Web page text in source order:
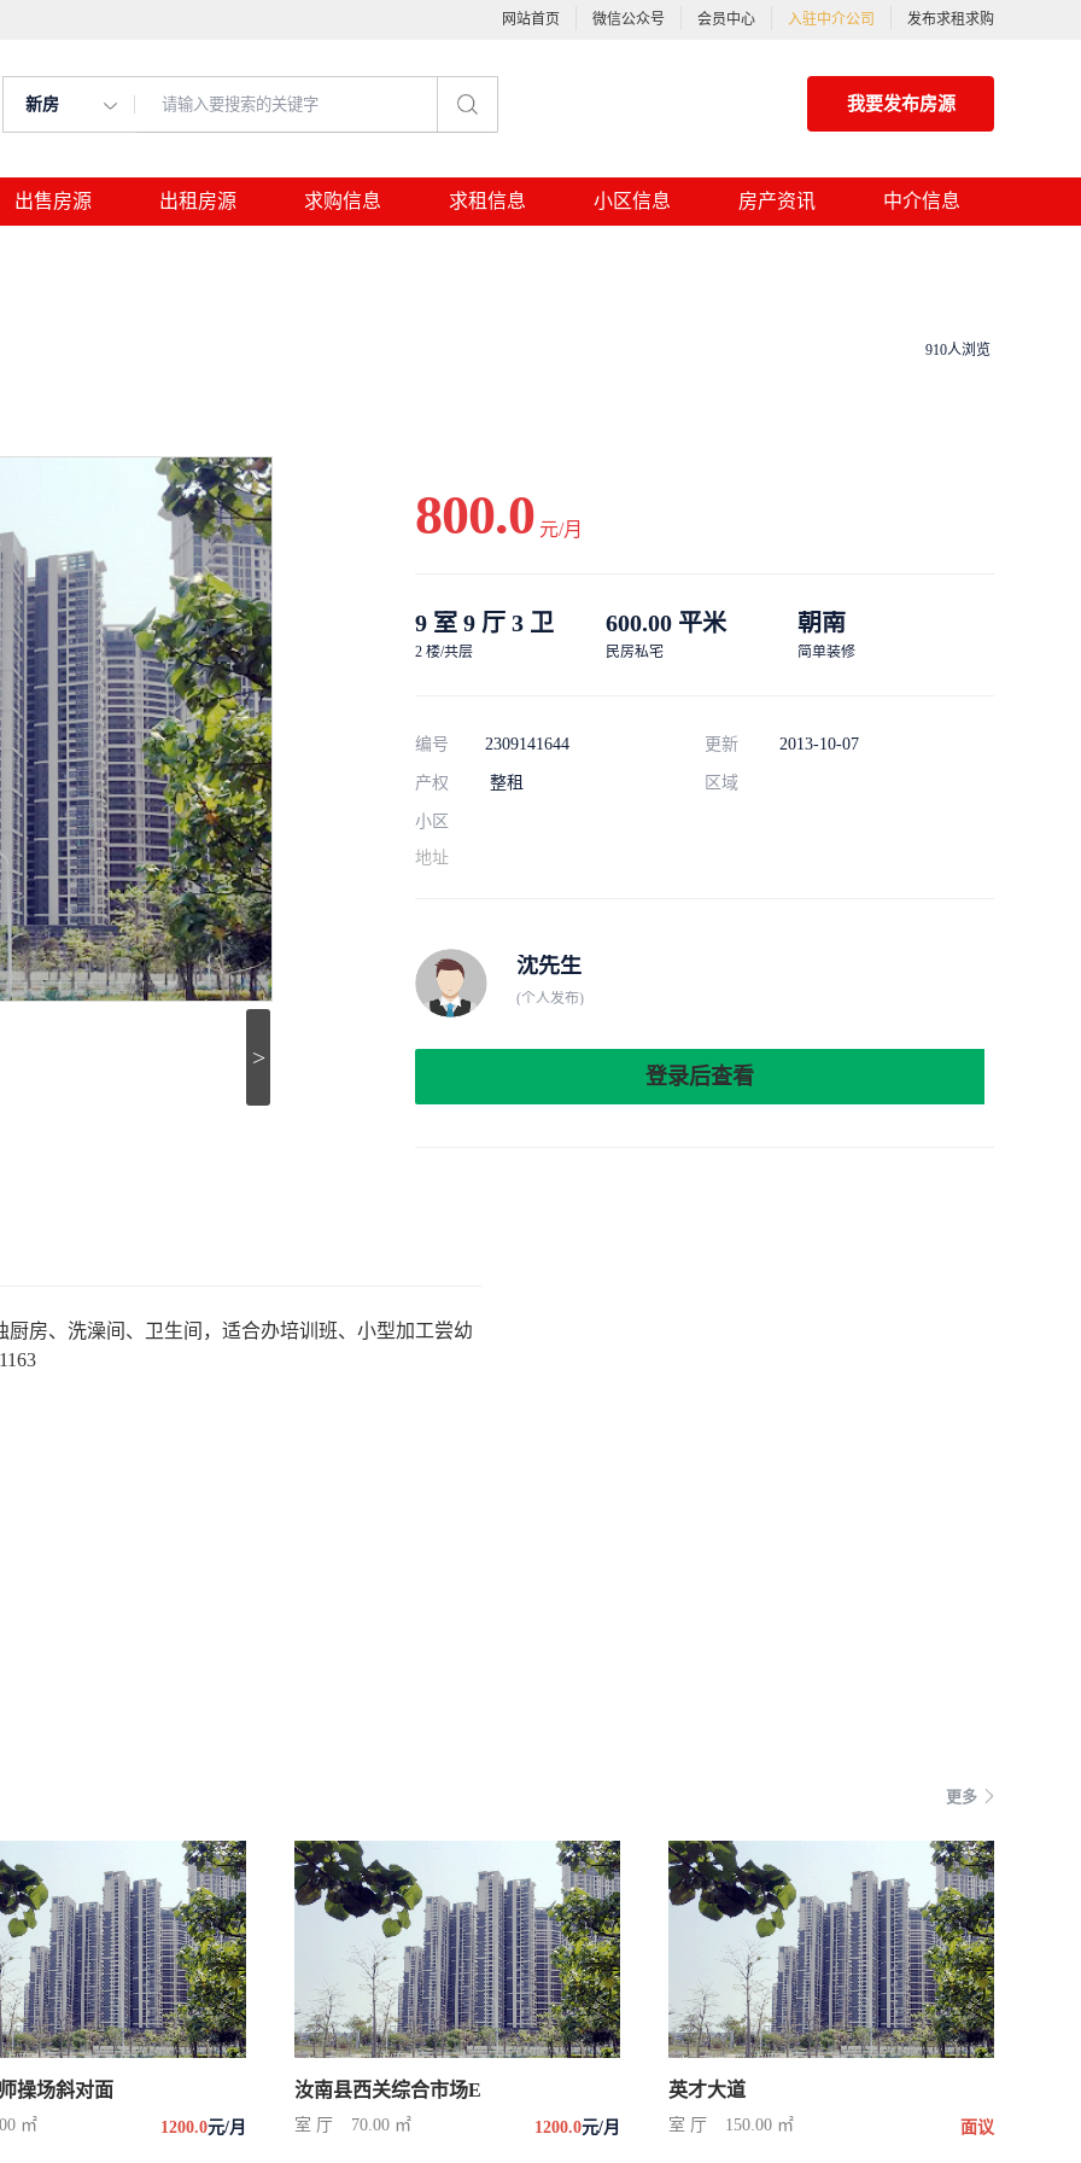
网站首页 微信公众号 会员中心 入驻中介公司 发布求租求购
新房 我要发布房源
出售房源 出租房源 求购信息 求租信息 小区信息 房产资讯 中介信息
910人浏览
>
800.0 元/月
9 室 9 厅 3 卫
2 楼/共层
600.00 平米
民房私宅
朝南
简单装修
编号 2309141644 更新 2013-10-07
产权 整租 区域
小区
地址
沈先生
(个人发布)
登录后查看
房、洗澡间、卫生间，适合办培训班、小型加工尝幼
更多
操场斜对面
㎡ 1200.0元/月
汝南县西关综合市场E
室 厅 70.00 ㎡ 1200.0元/月
英才大道
室 厅 150.00 ㎡ 面议